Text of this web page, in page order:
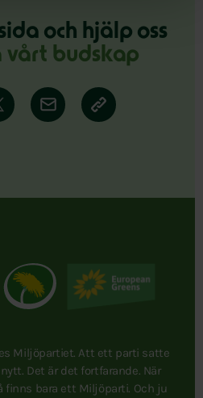
och hjälp oss
vårt budskap
Miljöpartiet. Att ett parti satte
Det är det fortfarande. När
finns bara ett Miljöparti. Och ju